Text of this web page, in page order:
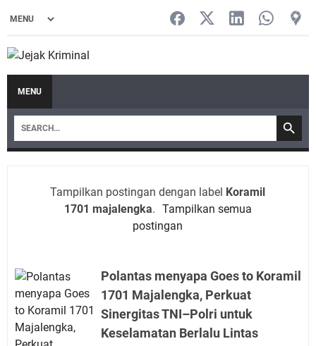
MENU
Tampilkan postingan dengan label Koramil
1701 majalengka. Tampilkan semua
postingan
Polantas menyapa Goes to Koramil
1701 Majalengka, Perkuat
Sinergitas TNI–Polri untuk
Keselamatan Berlalu Lintas